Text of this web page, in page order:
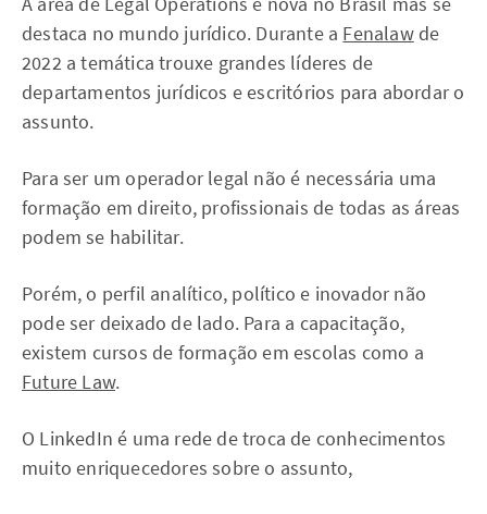
destaca no mundo jurídico. Durante a Fenalawde
2022 a temática trouxe grandes líderes de
departamentos jurídicos e escritórios para abordar o
assunto.
Para ser um operador legal não é necessária uma
formação em direito, profissionais de todas as áreas
podem se habilitar.
Porém, o perfil analítico, político e inovador não
pode ser deixado de lado. Para a capacitação,
existem cursos de formação em escolas como a
Future Law.
O LinkedIn é uma rede de troca de conhecimentos
muito enriquecedores sobre o assunto,